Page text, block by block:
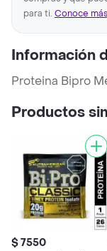
para ti. Conoce
Información
Proteina Bipro
Productos
$ 7550